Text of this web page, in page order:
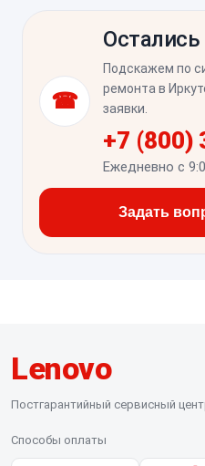
частью более
а также убедиться, что
нажатий. Если меняли
полезно ещё раз
через несколько часов
исключить скрытые
☎
Подскажем по
ремонта в
заявки.
+7 (800)
Ежедневно с
Задать
Lenovo
Постгарантийный сервисный
Способы оплаты